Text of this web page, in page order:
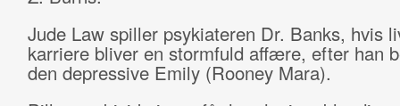
Jude Law spiller psykiateren Dr. Banks, hvis
karriere bliver en stormfuld affære, efter han
den depressive Emily (Rooney Mara).